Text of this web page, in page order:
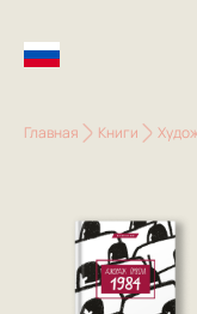
Главная Книги